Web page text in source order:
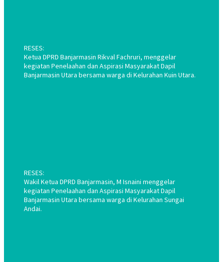
RESES:
Ketua DPRD Banjarmasin Rikval Fachruri, menggelar
kegiatan Penelaahan dan Aspirasi Masyarakat Dapil
Banjarmasin Utara bersama warga di Kelurahan Kuin Utara.
RESES:
Wakil Ketua DPRD Banjarmasin, M Isnaini menggelar
kegiatan Penelaahan dan Aspirasi Masyarakat Dapil
Banjarmasin Utara bersama warga di Kelurahan Sungai
Andai.